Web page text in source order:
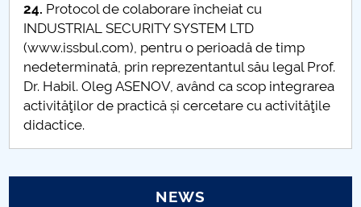
24. Protocol de colaborare încheiat cu
INDUSTRIAL SECURITY SYSTEM LTD
(www.issbul.com), pentru o perioadă de timp
nedeterminată, prin reprezentantul său legal Prof.
Dr. Habil. Oleg ASENOV, având ca scop integrarea
activităţilor de practică și cercetare cu activităţile
didactice.
NEWS